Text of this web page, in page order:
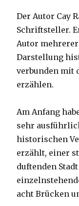
Der Autor Cay
Schriftsteller.
Autor
Darstellung
verbunden mit
erzählen.
Am Anfang
sehr
historischen
erzählt, einer
duftenden
acht Brücken